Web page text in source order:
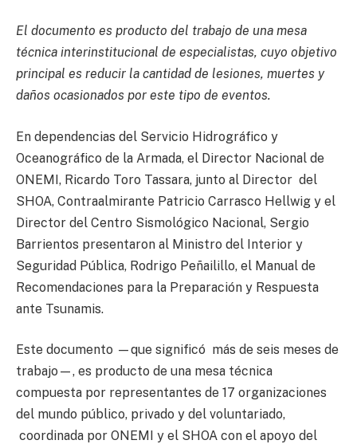
El documento es producto del trabajo de una mesa
técnica interinstitucional de especialistas, cuyo objetivo
principal es reducir la cantidad de lesiones, muertes y
daños ocasionados por este tipo de eventos.
En dependencias del Servicio Hidrográfico y
Oceanográfico de la Armada, el Director Nacional de
ONEMI, Ricardo Toro Tassara, junto al Director del
SHOA, Contraalmirante Patricio Carrasco Hellwig y el
Director del Centro Sismológico Nacional, Sergio
Barrientos presentaron al Ministro del Interior y
Seguridad Pública, Rodrigo Peñailillo, el Manual de
Recomendaciones para la Preparación y Respuesta
ante Tsunamis.
Este documento —que significó más de seis meses de
trabajo—, es producto de una mesa técnica
compuesta por representantes de 17 organizaciones
del mundo público, privado y del voluntariado,
coordinada por ONEMI y el SHOA con el apoyo del